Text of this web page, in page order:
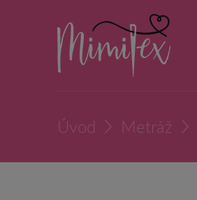
Úvod Metráž